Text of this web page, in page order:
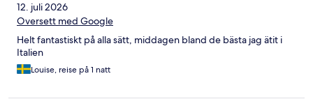
12. juli 2026
Oversett med Google
Helt fantastiskt på alla sätt, middagen bland de bästa jag ätit i
Italien
Louise, reise på 1 natt